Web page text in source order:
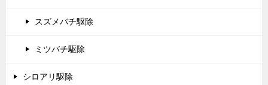
スズメバチ駆除
ミツバチ駆除
シロアリ駆除